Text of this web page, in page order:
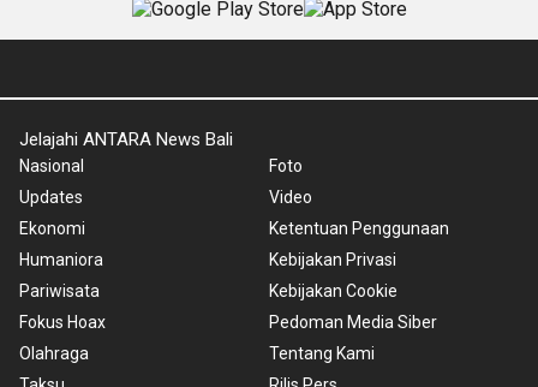
Jelajahi ANTARA News Bali
Nasional
Updates
Ekonomi
Humaniora
Pariwisata
Fokus Hoax
Olahraga
Foto
Video
Ketentuan Penggunaan
Kebijakan Privasi
Kebijakan Cookie
Pedoman Media Siber
Tentang Kami